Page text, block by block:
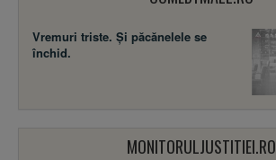
Vremuri triste. Şi păcănelele se
închid.
MONITORULJUSTITIEI.RO